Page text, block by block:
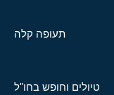
תעופה קלה
טיולים וחופש בחו"ל